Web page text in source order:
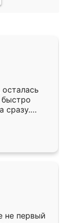
сразу.
к
Собрали
даже
не первый